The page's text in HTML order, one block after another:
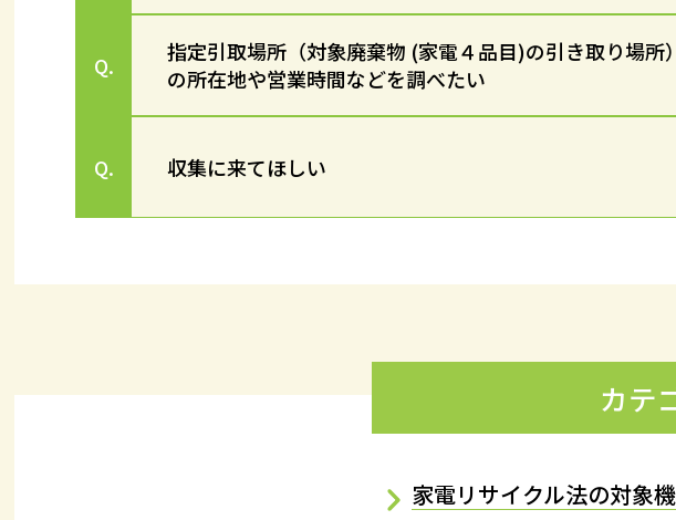
Q.
指定引取場所（対象廃棄物 (家電４品目)の引き取り場所）
の所在地や営業時間などを調べたい
Q. 収集に来てほしい
カテ
家電リサイクル法の対象